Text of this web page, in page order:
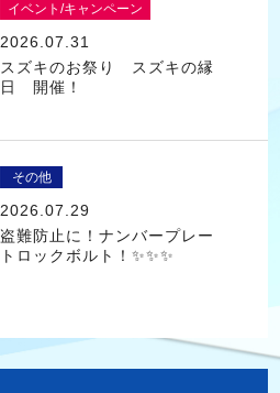
イベント/キャンペーン
2026.07.31
スズキのお祭り スズキの縁
日 開催！
その他
2026.07.29
盗難防止に！ナンバープレー
トロックボルト！✨✨✨